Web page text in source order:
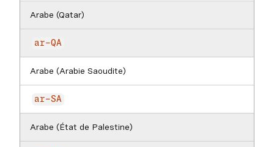
Arabe (Qatar)
ar-QA
Arabe (Arabie Saoudite)
ar-SA
Arabe (État de Palestine)